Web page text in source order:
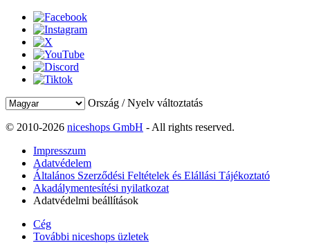
Ország / Nyelv változtatás
© 2010-2026 niceshops GmbH - All rights reserved.
Impresszum
Adatvédelem
Általános Szerződési Feltételek és Elállási Tájékoztató
Akadálymentesítési nyilatkozat
Adatvédelmi beállítások
Cég
További niceshops üzletek